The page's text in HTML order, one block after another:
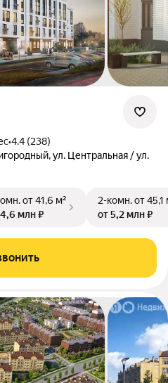
•4.4 (238)
ул. Центральная / ул.
от 41,6 м²
млн ₽
2-комн.от 45,1
от 5,2 млн ₽